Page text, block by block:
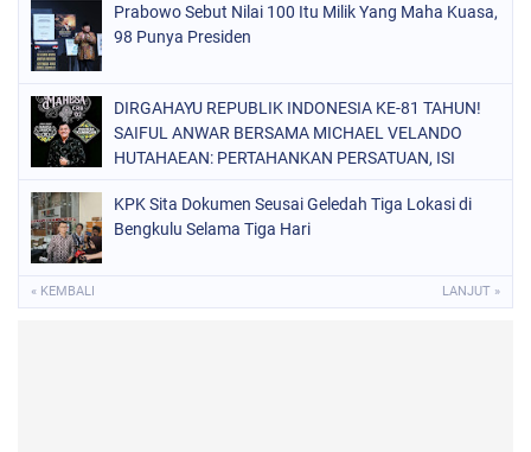
Prabowo Sebut Nilai 100 Itu Milik Yang Maha Kuasa,
98 Punya Presiden
DIRGAHAYU REPUBLIK INDONESIA KE-81 TAHUN!
SAIFUL ANWAR BERSAMA MICHAEL VELANDO
HUTAHAEAN: PERTAHANKAN PERSATUAN, ISI
PENGABDIAN TULUS DEMI KEJAYAAN BANGSA!
KPK Sita Dokumen Seusai Geledah Tiga Lokasi di
Bengkulu Selama Tiga Hari
« KEMBALI LANJUT »